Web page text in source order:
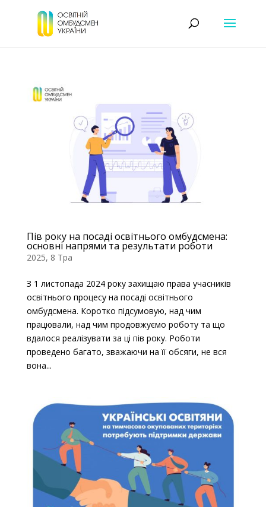
Пів року на посаді освітнього омбудсмена:
основні напрями та результати роботи
2025, 8 Тра
З 1 листопада 2024 року захищаю права учасників
освітнього процесу на посаді освітнього
омбудсмена. Коротко підсумовую, над чим
працювали, над чим продовжуємо роботу та що
вдалося реалізувати за ці пів року. Роботи
проведено багато, зважаючи на її обсяги, не вся
вона...